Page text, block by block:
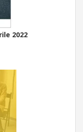
2022